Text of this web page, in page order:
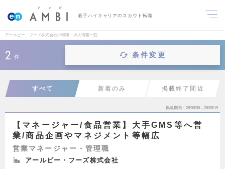
若手ハイキャリアのスカウト転職
アールビー・フーズ株式会社の転職・求人情報一覧
2 件 条件変更
すべて 新着のみ 掲載終了間近
掲載期間 26/08/06～26/08/19
【マネージャー/食品営業】大手GMS等へ営
業/商品企画やマネジメント等幅広
営業マネージャー・管理職
アールビー・フーズ株式会社